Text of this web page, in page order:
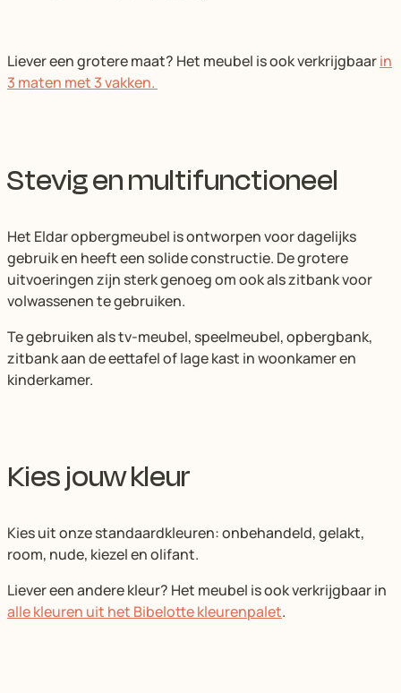
Liever een grotere maat? Het meubel is ook verkrijgbaarin
3 maten met 3 vakken.
Stevig en multifunctioneel
Het Eldar opbergmeubel is ontworpen voor dagelijks
gebruik en heeft een solide constructie. De grotere
uitvoeringen zijn sterk genoeg om ook als zitbank voor
volwassenen te gebruiken.
Te gebruiken als tv-meubel, speelmeubel, opbergbank,
zitbank aan de eettafel of lage kast in woonkamer en
kinderkamer.
Kies jouw kleur
Kies uit onze standaardkleuren: onbehandeld, gelakt,
room, nude, kiezel en olifant.
Liever een andere kleur? Het meubel is ook verkrijgbaar in
alle kleuren uit het Bibelotte kleurenpalet.